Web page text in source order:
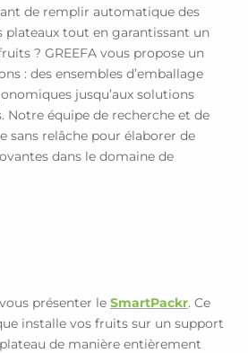
de remplir automatique des
plateaux tout en garantissant un
? GREEFA vous propose un
: des ensembles d’emballage
jusqu’aux solutions
Notre équipe de recherche et de
sans relâche pour élaborer de
dans le domaine de
présenter le SmartPackr. Ce
installe vos fruits sur un support
de manière entièrement